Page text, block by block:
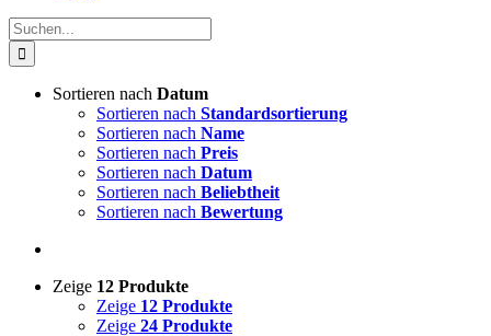
Suche
nach:
Sortieren nach Datum
Sortieren nach Standardsortierung
Sortieren nach Name
Sortieren nach Preis
Sortieren nach Datum
Sortieren nach Beliebtheit
Sortieren nach Bewertung
Zeige 12 Produkte
Zeige 12 Produkte
Zeige 24 Produkte